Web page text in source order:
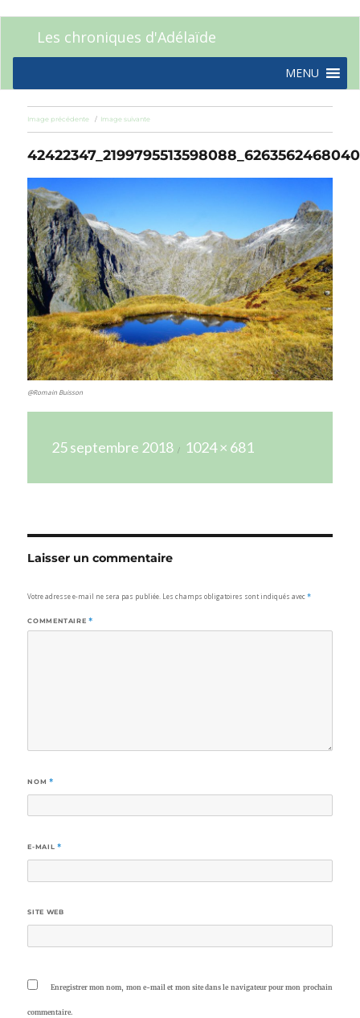
Les chroniques d'Adélaïde
MENU
Image précédente Image suivante
@Romain Buisson
le
25 septembre 2018
réelle
1024 × 681
Laisser un commentaire
Votre adresse e-mail ne sera pas publiée. Les champs obligatoires sont indiqués avec*
COMMENTAIRE *
NOM *
E-MAIL *
SITE WEB
Enregistrer mon nom, mon e-mail et mon site dans le navigateur pour mon prochain
commentaire.